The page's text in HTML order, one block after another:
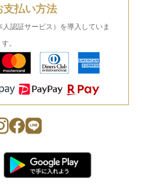
支払い方法
認証サービス）を導入していま
す。